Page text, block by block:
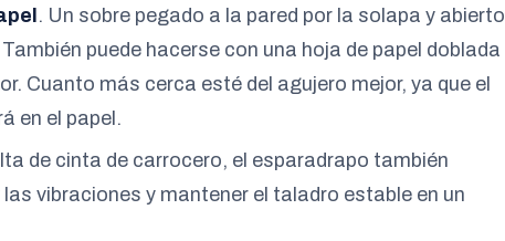
. Un sobre pegado a la pared por la solapa y abierto
puede hacerse con una hoja de papel doblada
Cuanto más cerca esté del agujero mejor, ya que el
en el papel.
de cinta de carrocero, el esparadrapo también
vibraciones y mantener el taladro estable en un